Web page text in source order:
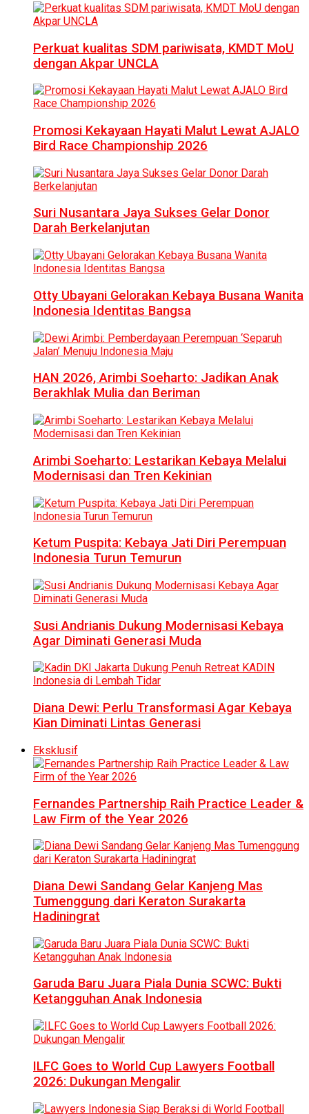
Perkuat kualitas SDM pariwisata, KMDT MoU
dengan Akpar UNCLA
Promosi Kekayaan Hayati Malut Lewat AJALO
Bird Race Championship 2026
Suri Nusantara Jaya Sukses Gelar Donor
Darah Berkelanjutan
Otty Ubayani Gelorakan Kebaya Busana Wanita
Indonesia Identitas Bangsa
HAN 2026, Arimbi Soeharto: Jadikan Anak
Berakhlak Mulia dan Beriman
Arimbi Soeharto: Lestarikan Kebaya Melalui
Modernisasi dan Tren Kekinian
Ketum Puspita: Kebaya Jati Diri Perempuan
Indonesia Turun Temurun
Susi Andrianis Dukung Modernisasi Kebaya
Agar Diminati Generasi Muda
Diana Dewi: Perlu Transformasi Agar Kebaya
Kian Diminati Lintas Generasi
Eksklusif
Fernandes Partnership Raih Practice Leader &
Law Firm of the Year 2026
Diana Dewi Sandang Gelar Kanjeng Mas
Tumenggung dari Keraton Surakarta
Hadiningrat
Garuda Baru Juara Piala Dunia SCWC: Bukti
Ketangguhan Anak Indonesia
ILFC Goes to World Cup Lawyers Football
2026: Dukungan Mengalir